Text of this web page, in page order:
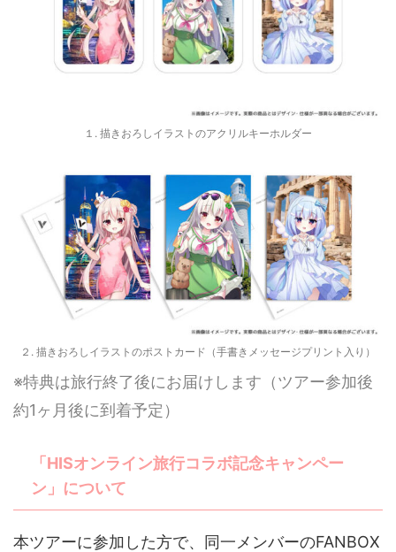
１. 描きおろしイラストのアクリルキーホルダー
２. 描きおろしイラストのポストカード（手書きメッセージプリント入り）
※特典は旅行終了後にお届けします（ツアー参加後
約1ヶ月後に到着予定）
「HISオンライン旅行コラボ記念キャンペー
ン」について
本ツアーに参加した方で、同一メンバーのFANBOX